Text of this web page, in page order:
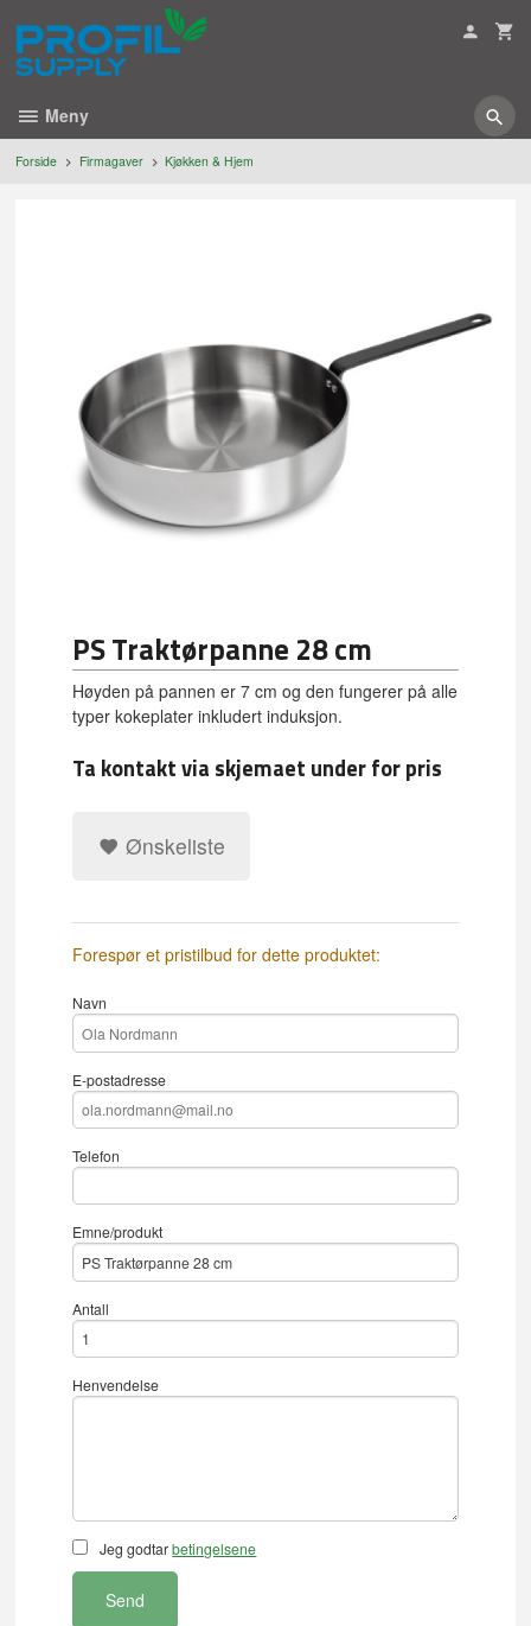
innholdet
Meny
Forside Firmagaver Kjøkken & Hjem
PS Traktørpanne 28 cm
Høyden på pannen er 7 cm og den fungerer på alle
typer kokeplater inkludert induksjon.
Ta kontakt via skjemaet under for pris
Ønskeliste
Forespør et pristilbud for dette produktet:
Navn
E-postadresse
Telefon
Emne/produkt
Antall
Henvendelse
Jeg godtarbetingelsene
Send